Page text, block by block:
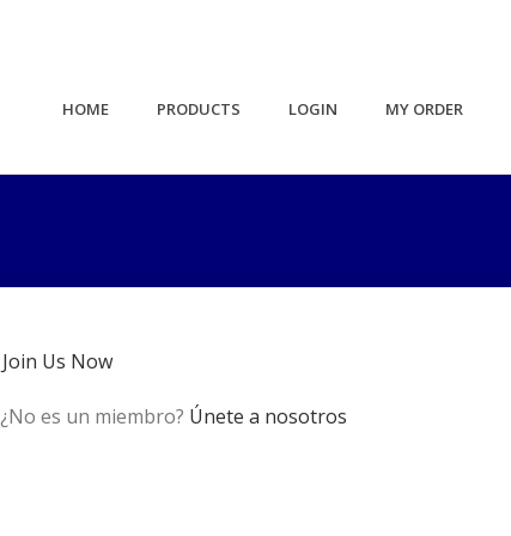
HOME PRODUCTS LOGIN MY ORDER
Join Us Now
¿No es un miembro? Únete a nosotros